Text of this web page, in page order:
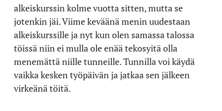
alkeiskurssin kolme vuotta sitten, mutta se
jotenkin jäi. Viime keväänä menin uudestaan
alkeiskurssille ja nyt kun olen samassa talossa
töissä niin ei mulla ole enää tekosyitä olla
menemättä niille tunneille. Tunnilla voi käydä
vaikka kesken työpäivän ja jatkaa sen jälkeen
virkeänä töitä.